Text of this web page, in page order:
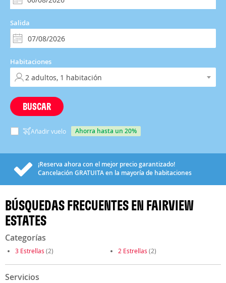
Salida
Habitaciones
BUSCAR
Añadir vuelo ahorra hasta un 20%
¡Reserva ahora con el mejor precio garantizado!
Cancelación GRATUITAen la mayoría de habitaciones
BÚSQUEDAS FRECUENTES EN FAIRVIEW
ESTATES
Categorías
3 Estrellas (2) 2 Estrellas (2)
Servicios